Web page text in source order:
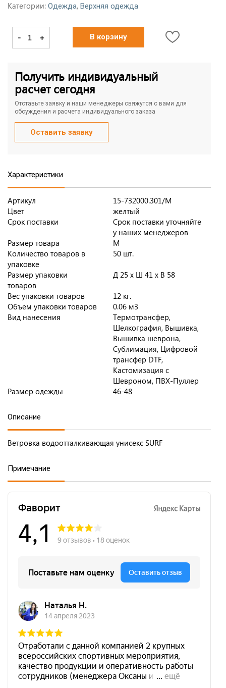
Категории: Одежда, Верхняя одежда
- + В корзину
Получить индивидуальный
расчет сегодня
Отставьте заявку и наши менеджеры свяжутся с вами для
обсуждения и расчета индивидуального заказа
Оставить заявку
Характеристики
Артикул
15-732000.301/M
Цвет
желтый
Срок поставки
Срок поставки уточняйте
у наших менеджеров
Размер товара
M
Количество товаров в
упаковке
50 шт.
Размер упаковки
товаров
Д 25 x Ш 41 x В 58
Вес упаковки товаров
12 кг.
Объем упаковки товаров
0.06 м3
Вид нанесения
Термотрансфер,
Шелкография, Вышивка,
Вышивка шеврона,
Сублимация, Цифровой
трансфер DTF,
Кастомизация с
Шевроном, ПВХ-Пуллер
Размер одежды
46-48
Описание
Ветровка водоотталкивающая унисекс SURF
Примечание